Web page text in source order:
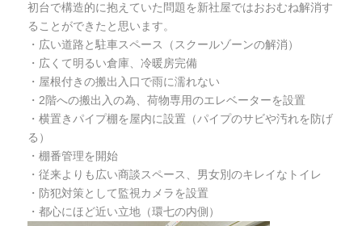
初台で構造的に抱えていた問題を新社屋ではおおむね解消す
ることができたと思います。
・広い道路と駐車スペース（スクールゾーンの解消）
・広くて明るい倉庫、冷暖房完備
・屋根付きの搬出入口で雨に濡れない
・2階への搬出入の為、荷物専用のエレベーターを設置
・横置きパイプ棚を屋内に設置（パイプのサビや汚れを防げ
る）
・棚番管理を開始
・従来よりも広い商談スペース、男女別のキレイなトイレ
・防犯対策として監視カメラを設置
・都心にほど近い立地（環七の内側）